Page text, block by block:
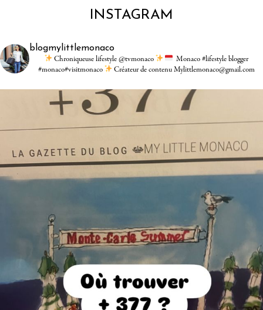
INSTAGRAM
blogmylittlemonaco
Chroniqueuse lifestyle @tvmonaco
Monaco #lifestyle blogger
#monaco#visitmonaco
Créateur de contenu Mylittlemonaco@gmail.com